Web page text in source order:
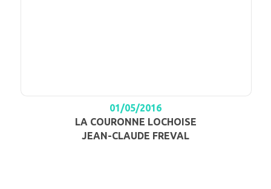
01/05/2016
LA COURONNE LOCHOISE
JEAN-CLAUDE FREVAL